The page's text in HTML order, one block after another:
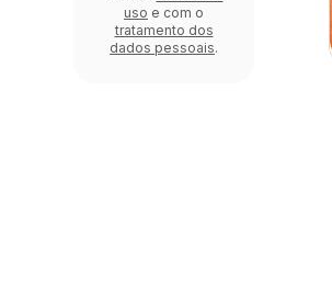
uso e com o
tratamento dos
dados pessoais.